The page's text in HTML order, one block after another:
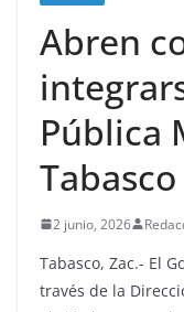
Abren
Pública
Tabasco
2 junio, 2026
Tabasco, Zac.- El
través de la